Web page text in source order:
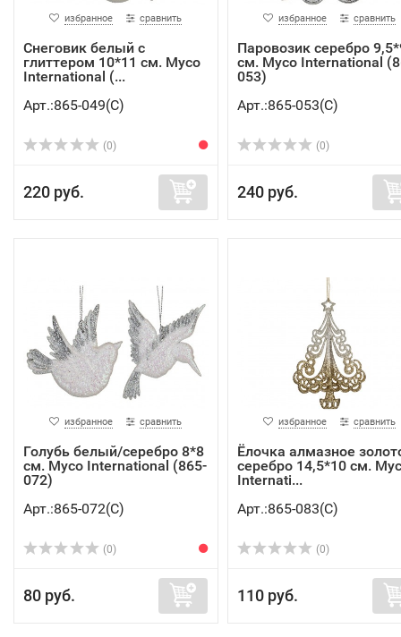
избранное сравнить
Снеговик белый с
глиттером 10*11 см. Myco
International (...
Арт.:865-049(C)
(0)
220 руб.
избранное сравнить
Паровозик серебро
см. Myco International
053)
Арт.:865-053(C)
(0)
240 руб.
избранное сравнить
Голубь белый/серебро 8*8
см. Myco International (865-
072)
Арт.:865-072(C)
(0)
80 руб.
избранное сравнить
Ёлочка алмазное
серебро 14,5*10 см.
Internati...
Арт.:865-083(C)
(0)
110 руб.